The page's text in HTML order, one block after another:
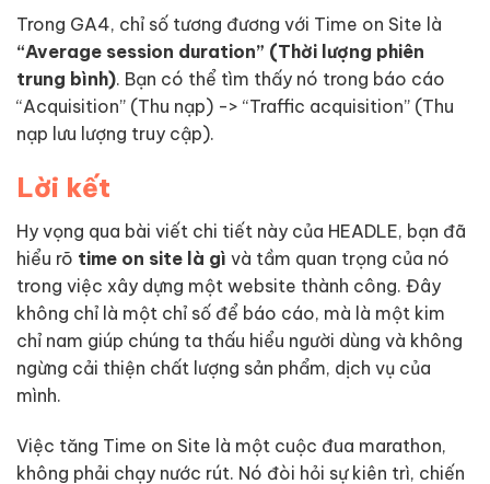
Trong GA4, chỉ số tương đương với Time on Site là
“Average session duration” (Thời lượng phiên
trung bình). Bạn có thể tìm thấy nó trong báo cáo
“Acquisition” (Thu nạp) -> “Traffic acquisition” (Thu
nạp lưu lượng truy cập).
Lời kết
Hy vọng qua bài viết chi tiết này của HEADLE, bạn đã
hiểu rõ time on site là gì và tầm quan trọng của nó
trong việc xây dựng một website thành công. Đây
không chỉ là một chỉ số để báo cáo, mà là một kim
chỉ nam giúp chúng ta thấu hiểu người dùng và không
ngừng cải thiện chất lượng sản phẩm, dịch vụ của
mình.
Việc tăng Time on Site là một cuộc đua marathon,
không phải chạy nước rút. Nó đòi hỏi sự kiên trì, chiến